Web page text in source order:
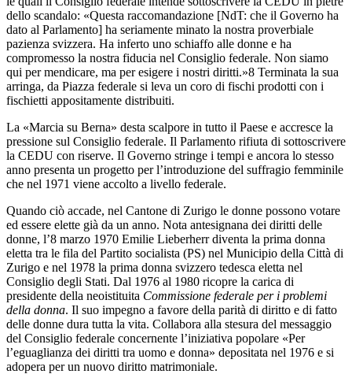
dello scandalo: «Questa raccomandazione [NdT: che il Governo ha
dato al Parlamento] ha seriamente minato la nostra proverbiale
pazienza svizzera. Ha inferto uno schiaffo alle donne e ha
compromesso la nostra fiducia nel Consiglio federale. Non siamo
qui per mendicare, ma per esigere i nostri diritti.»8 Terminata la sua
arringa, da Piazza federale si leva un coro di fischi prodotti con i
fischietti appositamente distribuiti.
La «Marcia su Berna» desta scalpore in tutto il Paese e accresce la
pressione sul Consiglio federale. Il Parlamento rifiuta di sottoscrivere
la CEDU con riserve. Il Governo stringe i tempi e ancora lo stesso
anno presenta un progetto per l’introduzione del suffragio femminile
che nel 1971 viene accolto a livello federale.
Quando ciò accade, nel Cantone di Zurigo le donne possono votare
ed essere elette già da un anno. Nota antesignana dei diritti delle
donne, l’8 marzo 1970 Emilie Lieberherr diventa la prima donna
eletta tra le fila del Partito socialista (PS) nel Municipio della Città di
Zurigo e nel 1978 la prima donna svizzero tedesca eletta nel
Consiglio degli Stati. Dal 1976 al 1980 ricopre la carica di
presidente della neoistituita Commissione federale per i problemi
della donna. Il suo impegno a favore della parità di diritto e di fatto
delle donne dura tutta la vita. Collabora alla stesura del messaggio
del Consiglio federale concernente l’iniziativa popolare «Per
l’eguaglianza dei diritti tra uomo e donna» depositata nel 1976 e si
adopera per un nuovo diritto matrimoniale.